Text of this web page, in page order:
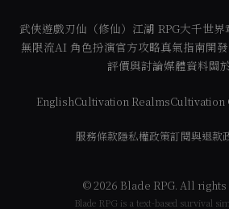
武俠遊戲刃仙（修仙） 江湖 RPG大千世界
無限流AI 角色扮演官方攻略真氣指南開
評價與討論媒體資料關
EnglishCultivation RealmsCultivation
服務條款隱私權政策訂閱與退款
© 2026 Blade RPG. All
Blade RPG is a text-based survival